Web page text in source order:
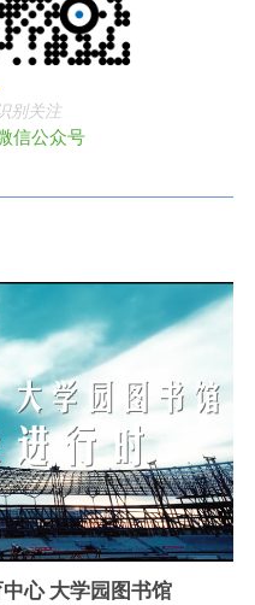
别关注
信公众号
心 大学园图书馆